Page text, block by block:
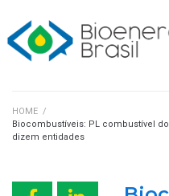
HOME /
Biocombustíveis: PL combustível
dizem entidades